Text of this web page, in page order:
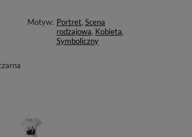
Motyw: Portret, Scena
rodzajowa, Kobieta,
Symboliczny